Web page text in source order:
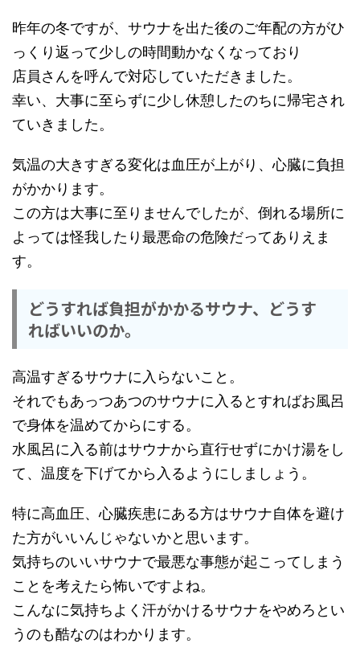
昨年の冬ですが、サウナを出た後のご年配の方がひ
っくり返って少しの時間動かなくなっており
店員さんを呼んで対応していただきました。
幸い、大事に至らずに少し休憩したのちに帰宅され
ていきました。
気温の大きすぎる変化は血圧が上がり、心臓に負担
がかかります。
この方は大事に至りませんでしたが、倒れる場所に
よっては怪我したり最悪命の危険だってありえま
す。
どうすれば負担がかかるサウナ、どうす
ればいいのか。
高温すぎるサウナに入らないこと。
それでもあっつあつのサウナに入るとすればお風呂
で身体を温めてからにする。
水風呂に入る前はサウナから直行せずにかけ湯をし
て、温度を下げてから入るようにしましょう。
特に高血圧、心臓疾患にある方はサウナ自体を避け
た方がいいんじゃないかと思います。
気持ちのいいサウナで最悪な事態が起こってしまう
ことを考えたら怖いですよね。
こんなに気持ちよく汗がかけるサウナをやめろとい
うのも酷なのはわかります。